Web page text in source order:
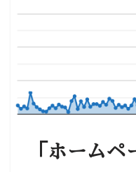
「ホーム